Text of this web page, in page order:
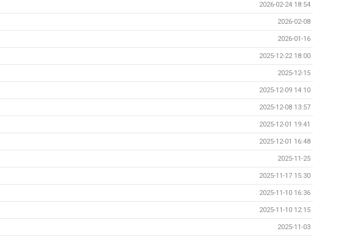
2026-02-24 18:54
2026-02-08
2026-01-16
2025-12-22 18:00
2025-12-15
2025-12-09 14:10
2025-12-08 13:57
2025-12-01 19:41
2025-12-01 16:48
2025-11-25
2025-11-17 15:30
2025-11-10 16:36
2025-11-10 12:15
2025-11-03